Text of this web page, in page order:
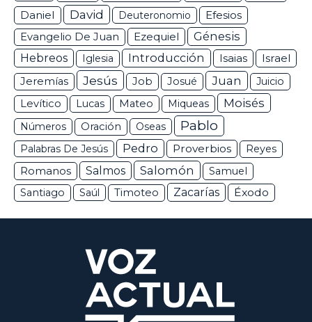
Daniel David Deuteronomio Efesios
Evangelio De Juan Ezequiel
Génesis
Hebreos
Iglesia Introducción Isaias Israel
Jeremías Jesús Job Josué Juan
Juicio
Levítico
Lucas Mateo Miqueas Moisés
Números Oración Oseas Pablo
Palabras De Jesús Pedro Proverbios Reyes
Romanos Salmos Salomón
Samuel
Santiago
Saúl Timoteo Zacarías Éxodo